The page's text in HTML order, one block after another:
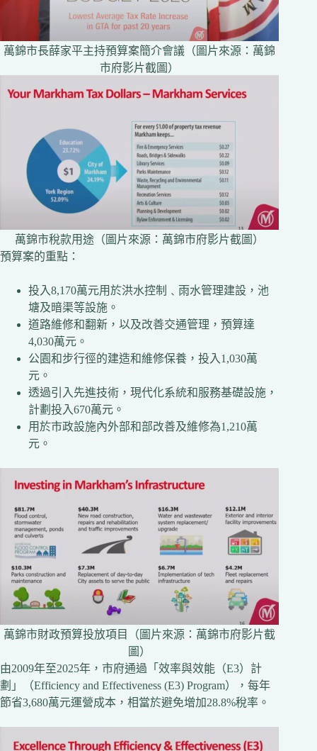
萬錦市長薛家平主持預算案簡介會議（圖片來源：萬錦
市府影片截圖）
萬錦市稅款用途（圖片來源：萬錦市府影片截圖）
預算案的重點：
投入8,170萬元用於洪水控制﹑雨水管理建設，池
塘及暗渠等設施。
道路維修和翻新，以及改善交通管理，預算達
4,030萬元。
公園和步行徑的建造和維修保養，投入1,030萬
元。
透過引入先進技術，現代化系統和服務基礎設施，
計劃投入670萬元。
用於市政設施內外部和部改善及維修為1,210萬
元。
萬錦市財政預算投放項目（圖片來源：萬錦市府影片截
圖）
由2009年至2025年，市府通過「效率與效能（E3）計
劃」（Efficiency and Effectiveness (E3) Program），每年
節省3,680萬元運營成本，相當於避免增加28.8%稅率。